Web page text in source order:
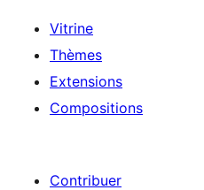
Vitrine
Thèmes
Extensions
Compositions
Contribuer